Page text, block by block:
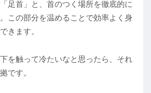
「足首」と、首のつく場所を徹底的に
この部分を温めることで効率よく身
きます。
を触って冷たいなと思ったら、それ
です。